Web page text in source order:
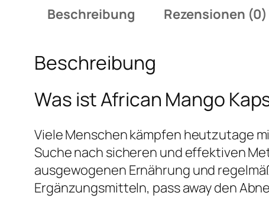
Beschreibung
Rezensionen (0)
Beschreibung
Was ist African Mango
Viele Menschen kämpfen heutzutage
Suche nach sicheren und effektiven
ausgewogenen Ernährung und
Ergänzungsmitteln, pass away den